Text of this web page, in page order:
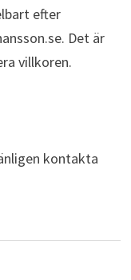
efter
Det är
villkoren.
kontakta